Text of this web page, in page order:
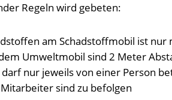
Regeln wird gebeten:
am Schadstoffmobil ist
Umweltmobil sind 2 Meter
nur jeweils von einer Person
sind zu befolgen